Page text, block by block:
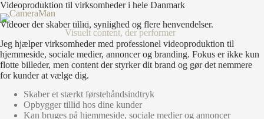
Fortsæt
til
indhold
CameraMan
Visuelt content, der performer
Videoproduktion til virksomheder i hele Danmark
Videoer der skaber tillid, synlighed og flere henvendelser.
Jeg hjælper virksomheder med professionel videoproduktion til
hjemmeside, sociale medier, annoncer og branding. Fokus er ikke kun
flotte billeder, men content der styrker dit brand og gør det nemmere
for kunder at vælge dig.
Skaber et stærkt førstehåndsindtryk
Opbygger tillid hos dine kunder
Kan bruges på hjemmeside, sociale medier og annoncer